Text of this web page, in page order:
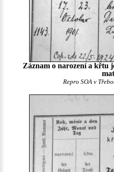
Záznam o narození a křtu
Repro SOA v